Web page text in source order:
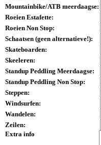
Mountainbike/ATB meerdaagse:
Roeien Estafette:
Roeien Non Stop:
Schaatsen (geen alternatieve!):
Skateboarden:
Skeeleren:
Standup Peddling Meerdaagse:
Standup Peddling Non Stop:
Steppen:
Windsurfen:
Wandelen:
Zeilen:
Extra info